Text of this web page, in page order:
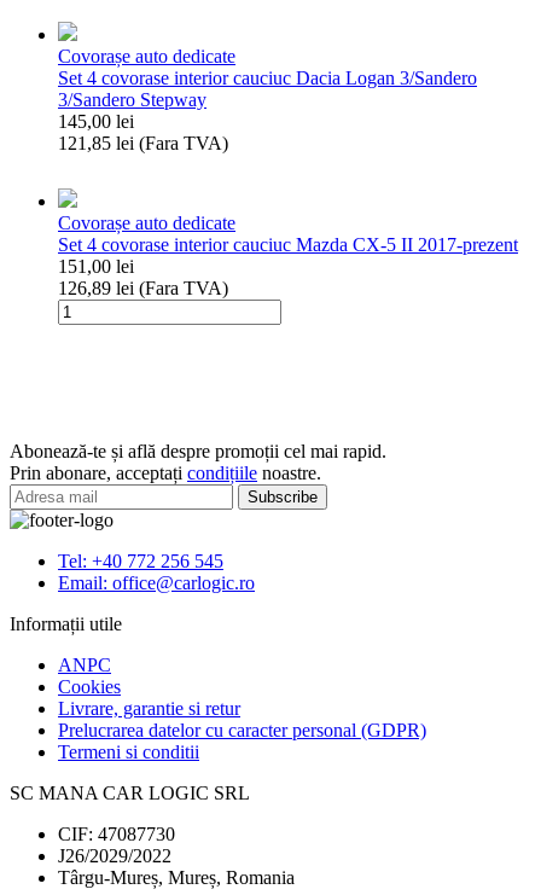
(W205)
covorase
interior
cauciuc
Ford
Focus
2004-
Covorașe auto dedicate
Set 4 covorase interior cauciuc Dacia Logan 3/Sandero
3/Sandero Stepway
145,00 lei
121,85 lei (Fara TVA)
Set
4
covorase
interior
cauciuc
Dacia
Logan
Covorașe auto dedicate
Set 4 covorase interior cauciuc Mazda CX-5 II 2017-prezent
151,00 lei
126,89 lei (Fara TVA)
Cantitate
Set
CX-
5
II
2017-
Abonează-te și află despre promoții cel mai rapid.
Prin abonare, acceptați condițiile noastre.
Tel: +40 772 256 545
Email: office@carlogic.ro
Informații utile
ANPC
Cookies
Livrare, garantie si retur
Prelucrarea datelor cu caracter personal (GDPR)
Termeni si conditii
SC MANA CAR LOGIC SRL
CIF: 47087730
J26/2029/2022
Târgu-Mureș, Mureș, Romania